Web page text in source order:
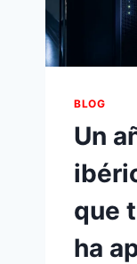
BLOG
Un
que
ha